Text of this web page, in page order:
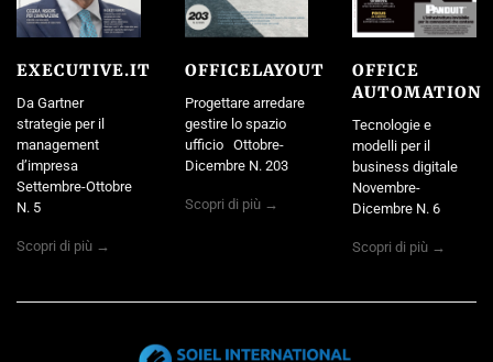
EXECUTIVE.IT
Da Gartner
strategie per il
management
d’impresa
Settembre-Ottobre
N. 5
Scopri di più →
OFFICELAYOUT
Progettare arredare
gestire lo spazio
ufficio Ottobre-
Dicembre N. 203
Scopri di più →
OFFICE
AUTOMATION
Tecnologie e
modelli per il
business digitale
Novembre-
Dicembre N. 6
Scopri di più →